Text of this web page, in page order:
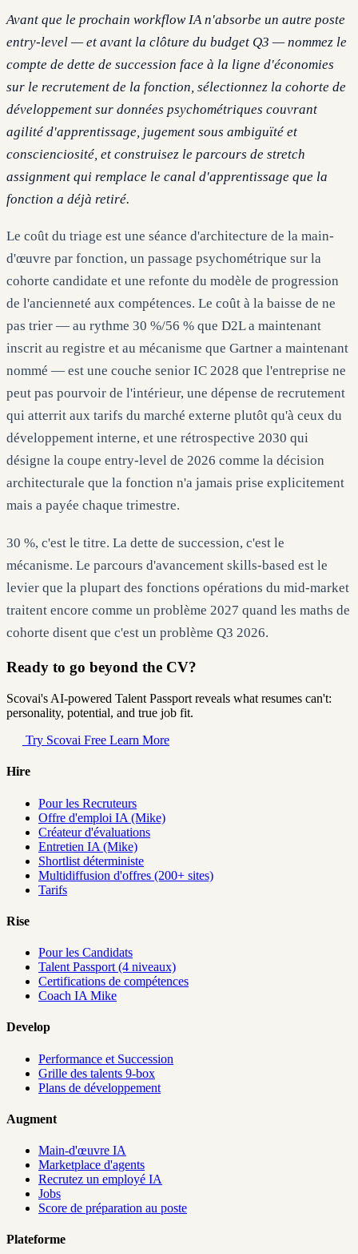
Avant que le prochain workflow IA n'absorbe un autre poste
entry-level — et avant la clôture du budget Q3 — nommez le
compte de dette de succession face à la ligne d'économies
sur le recrutement de la fonction, sélectionnez la cohorte de
développement sur données psychométriques couvrant
agilité d'apprentissage, jugement sous ambiguïté et
conscienciosité, et construisez le parcours de stretch
assignment qui remplace le canal d'apprentissage que la
fonction a déjà retiré.
Le coût du triage est une séance d'architecture de la main-
d'œuvre par fonction, un passage psychométrique sur la
cohorte candidate et une refonte du modèle de progression
de l'ancienneté aux compétences. Le coût à la baisse de ne
pas trier — au rythme 30 %/56 % que D2L a maintenant
inscrit au registre et au mécanisme que Gartner a maintenant
nommé — est une couche senior IC 2028 que l'entreprise ne
peut pas pourvoir de l'intérieur, une dépense de recrutement
qui atterrit aux tarifs du marché externe plutôt qu'à ceux du
développement interne, et une rétrospective 2030 qui
désigne la coupe entry-level de 2026 comme la décision
architecturale que la fonction n'a jamais prise explicitement
mais a payée chaque trimestre.
30 %, c'est le titre. La dette de succession, c'est le
mécanisme. Le parcours d'avancement skills-based est le
levier que la plupart des fonctions opérations du mid-market
traitent encore comme un problème 2027 quand les maths de
cohorte disent que c'est un problème Q3 2026.
Ready to go beyond the CV?
Scovai's AI-powered Talent Passport reveals what resumes can't:
personality, potential, and true job fit.
Try Scovai Free Learn More
Hire
Pour les Recruteurs
Offre d'emploi IA (Mike)
Créateur d'évaluations
Entretien IA (Mike)
Shortlist déterministe
Multidiffusion d'offres (200+ sites)
Tarifs
Rise
Pour les Candidats
Talent Passport (4 niveaux)
Certifications de compétences
Coach IA Mike
Develop
Performance et Succession
Grille des talents 9-box
Plans de développement
Augment
Main-d'œuvre IA
Marketplace d'agents
Recrutez un employé IA
Jobs
Score de préparation au poste
Plateforme